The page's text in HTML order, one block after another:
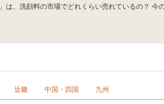
は、洗顔料の市場でどれくらい売れているの？
近畿 中国・四国 九州